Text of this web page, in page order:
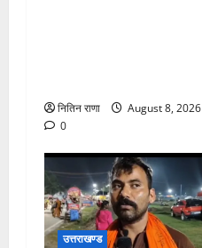
नितिन राणा
August 8, 2026
0
उत्तराखण्ड